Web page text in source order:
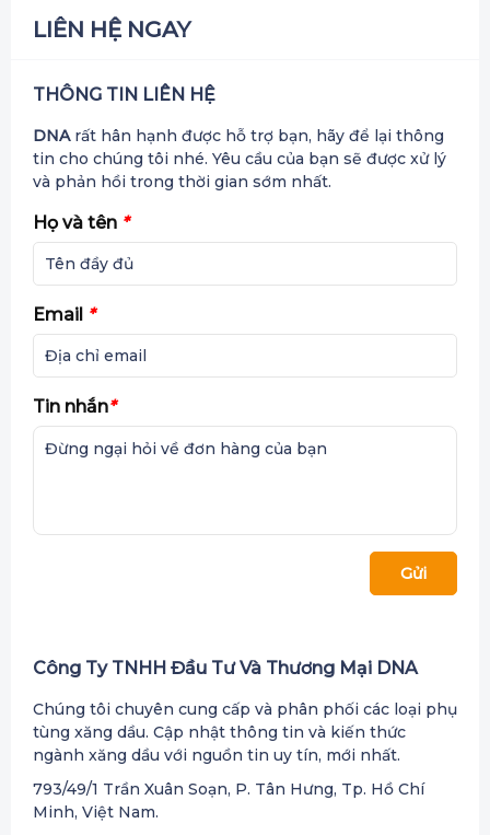
LIÊN HỆ NGAY
THÔNG TIN LIÊN HỆ
DNArất hân hạnh được hỗ trợ bạn, hãy để lại thông
tin cho chúng tôi nhé. Yêu cầu của bạn sẽ được xử lý
và phản hồi trong thời gian sớm nhất.
Họ và tên *
Email *
Tin nhắn*
Gửi
Công Ty TNHH Đầu Tư Và Thương Mại DNA
Chúng tôi chuyên cung cấp và phân phối các loại phụ
tùng xăng dầu. Cập nhật thông tin và kiến thức
ngành xăng dầu với nguồn tin uy tín, mới nhất.
793/49/1 Trần Xuân Soạn, P. Tân Hưng, Tp. Hồ Chí
Minh, Việt Nam.